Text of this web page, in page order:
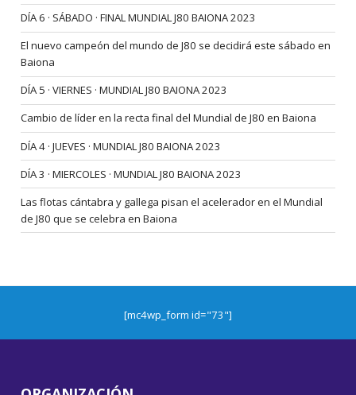
DÍA 6 · SÁBADO · FINAL MUNDIAL J80 BAIONA 2023
El nuevo campeón del mundo de J80 se decidirá este sábado en
Baiona
DÍA 5 · VIERNES · MUNDIAL J80 BAIONA 2023
Cambio de líder en la recta final del Mundial de J80 en Baiona
DÍA 4 · JUEVES · MUNDIAL J80 BAIONA 2023
DÍA 3 · MIERCOLES · MUNDIAL J80 BAIONA 2023
Las flotas cántabra y gallega pisan el acelerador en el Mundial
de J80 que se celebra en Baiona
[mc4wp_form id="73"]